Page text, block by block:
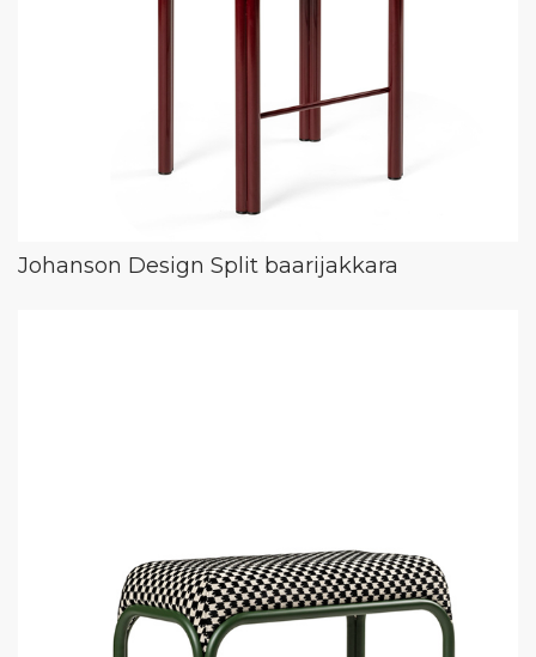
Johanson Design Split baarijakkara